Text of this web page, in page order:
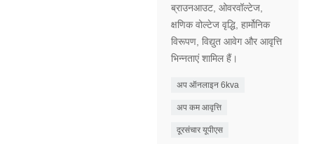
ब्राउनआउट, ओवरवॉल्टेज,
क्षणिक वोल्टेज वृद्धि, हार्मोनिक
विरूपण, विद्युत आवेग और आवृत्ति
भिन्नताएं शामिल हैं।
अप ऑनलाइन 6kva
अप कम आवृत्ति
दूरसंचार यूपीएस